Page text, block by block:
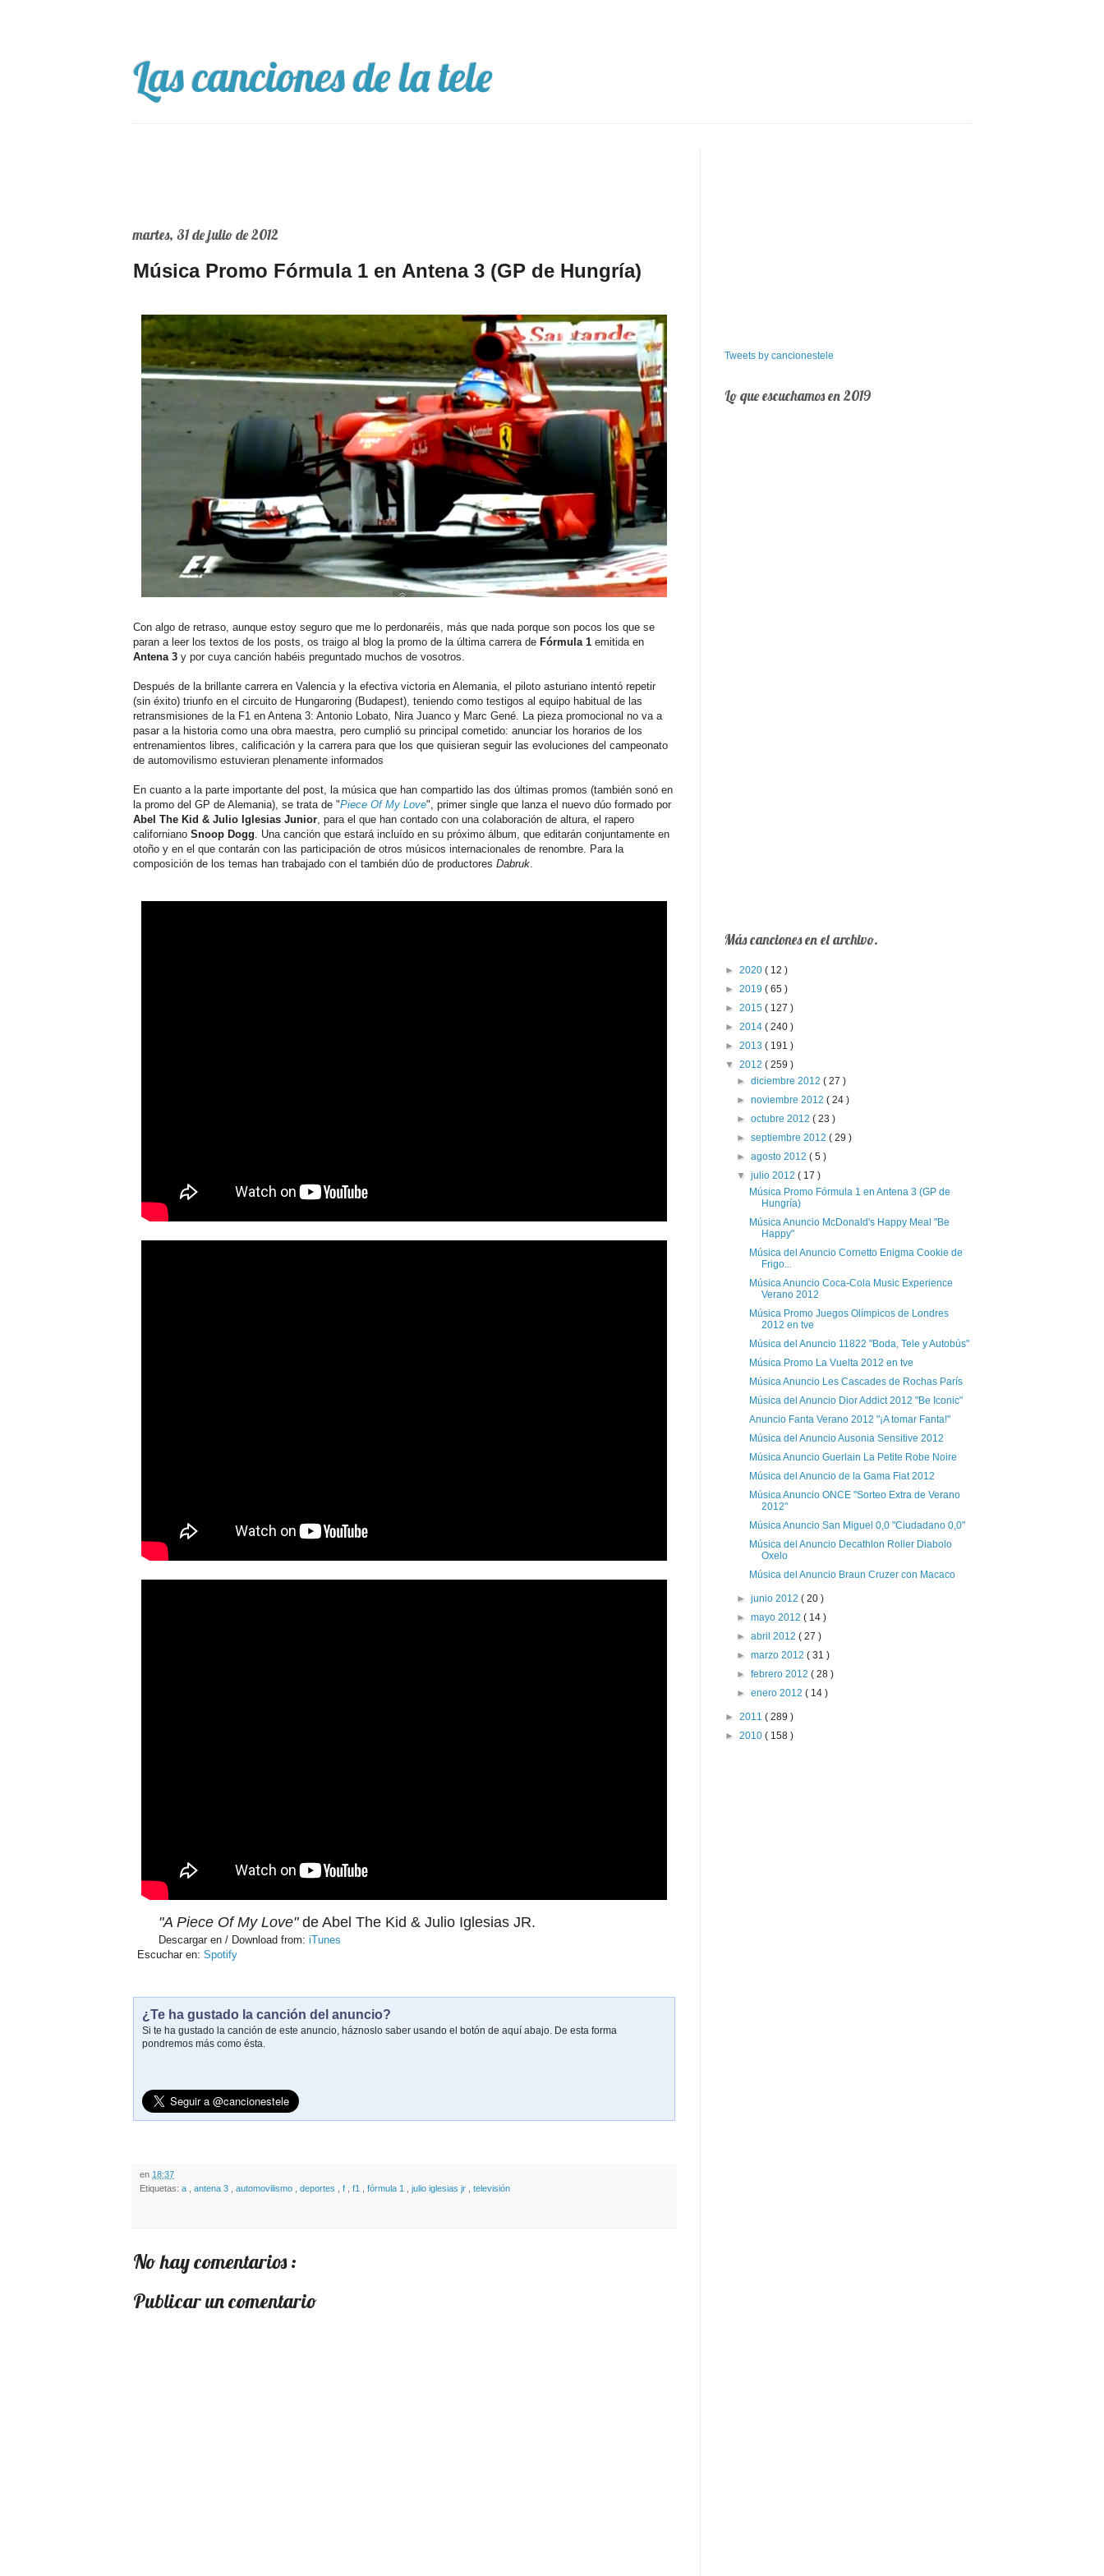
Las canciones de la tele
martes, 31 de julio de 2012
Música Promo Fórmula 1 en Antena 3 (GP de Hungría)
Con algo de retraso, aunque estoy seguro que me lo perdonaréis, más que nada porque son pocos los que se
paran a leer los textos de los posts, os traigo al blog la promo de la última carrera de Fórmula 1 emitida en
Antena 3 y por cuya canción habéis preguntado muchos de vosotros.
Después de la brillante carrera en Valencia y la efectiva victoria en Alemania, el piloto asturiano intentó repetir
(sin éxito) triunfo en el circuito de Hungaroring (Budapest), teniendo como testigos al equipo habitual de las
retransmisiones de la F1 en Antena 3: Antonio Lobato, Nira Juanco y Marc Gené. La pieza promocional no va a
pasar a la historia como una obra maestra, pero cumplió su principal cometido: anunciar los horarios de los
entrenamientos libres, calificación y la carrera para que los que quisieran seguir las evoluciones del campeonato
de automovilismo estuvieran plenamente informados
En cuanto a la parte importante del post, la música que han compartido las dos últimas promos (también sonó en
la promo del GP de Alemania), se trata de "Piece Of My Love", primer single que lanza el nuevo dúo formado por
Abel The Kid & Julio Iglesias Junior, para el que han contado con una colaboración de altura, el rapero
californiano Snoop Dogg. Una canción que estará incluído en su próximo álbum, que editarán conjuntamente en
otoño y en el que contarán con las participación de otros músicos internacionales de renombre. Para la
composición de los temas han trabajado con el también dúo de productores Dabruk.
"A Piece Of My Love"de Abel The Kid & Julio Iglesias JR.
Descargar en / Download from: iTunes
Escuchar en: Spotify
¿Te ha gustado la canción del anuncio?
Si te ha gustado la canción de este anuncio, háznoslo saber usando el botón de aquí abajo. De esta forma
pondremos más como ésta.
en 18:37
Etiquetas: a antena 3 automovilismo deportes f f1 fórmula 1 julio iglesias jr televisión
No hay comentarios :
Publicar un comentario
Tweets by cancionestele
Lo que escuchamos en 2019
Más canciones en el archivo.
► 2020 ( 12 )
► 2019 ( 65 )
► 2015 ( 127 )
► 2014 ( 240 )
► 2013 ( 191 )
▼ 2012 ( 259 )
►diciembre 2012( 27 )
►noviembre 2012( 24 )
►octubre 2012( 23 )
►septiembre 2012( 29 )
►agosto 2012( 5 )
▼julio 2012( 17 )
Música Promo Fórmula 1 en Antena 3 (GP de
Hungría)
Música Anuncio McDonald's Happy Meal "Be
Happy"
Música del Anuncio Cornetto Enigma Cookie de
Frigo...
Música Anuncio Coca-Cola Music Experience
Verano 2012
Música Promo Juegos Olímpicos de Londres
2012 en tve
Música del Anuncio 11822 "Boda, Tele y Autobús"
Música Promo La Vuelta 2012 en tve
Música Anuncio Les Cascades de Rochas París
Música del Anuncio Dior Addict 2012 "Be Iconic"
Anuncio Fanta Verano 2012 "¡A tomar Fanta!"
Música del Anuncio Ausonia Sensitive 2012
Música Anuncio Guerlain La Petite Robe Noire
Música del Anuncio de la Gama Fiat 2012
Música Anuncio ONCE "Sorteo Extra de Verano
2012"
Música Anuncio San Miguel 0,0 "Ciudadano 0,0"
Música del Anuncio Decathlon Roller Diabolo
Oxelo
Música del Anuncio Braun Cruzer con Macaco
►junio 2012( 20 )
►mayo 2012( 14 )
►abril 2012( 27 )
►marzo 2012( 31 )
►febrero 2012( 28 )
►enero 2012( 14 )
► 2011 ( 289 )
► 2010 ( 158 )